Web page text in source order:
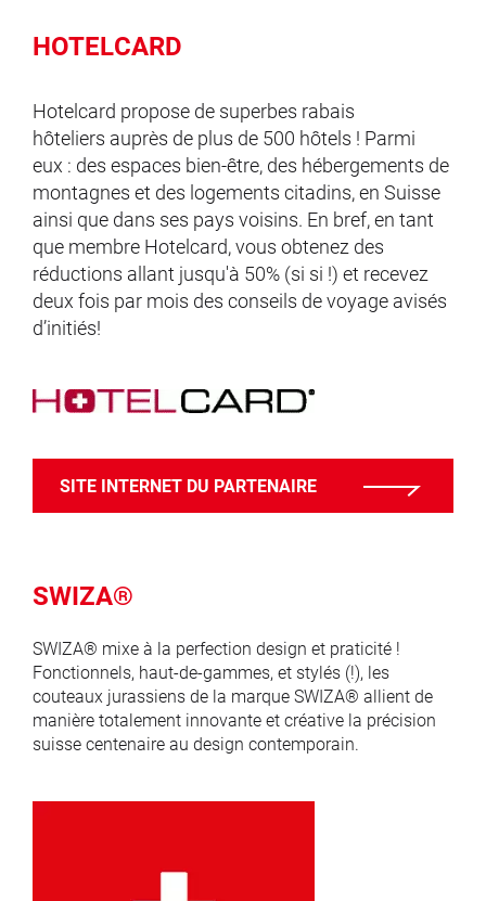
HOTELCARD
Hotelcard propose de superbes rabais
hôteliers auprès de plus de 500 hôtels ! Parmi
eux : des espaces bien-être, des hébergements de
montagnes et des logements citadins, en Suisse
ainsi que dans ses pays voisins. En bref, en tant
que membre Hotelcard, vous obtenez des
réductions allant jusqu'à 50% (si si !) et recevez
deux fois par mois des conseils de voyage avisés
d’initiés!
SITE INTERNET DU PARTENAIRE
SWIZA®
SWIZA® mixe à la perfection design et praticité !
Fonctionnels, haut-de-gammes, et stylés (!), les
couteaux jurassiens de la marque SWIZA® allient de
manière totalement innovante et créative la précision
suisse centenaire au design contemporain.